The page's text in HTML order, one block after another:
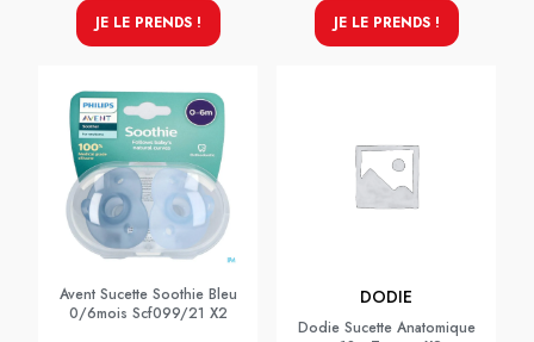
JE LE PRENDS ! JE LE PRENDS !
Avent Sucette Soothie Bleu
0/6mois Scf099/21 X2
DODIE
Dodie Sucette Anatomique